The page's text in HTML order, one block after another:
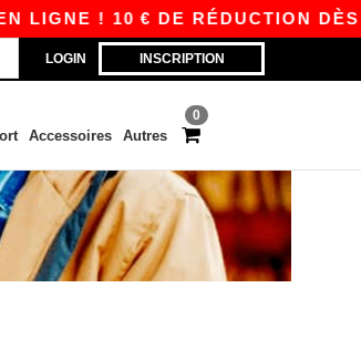
! 10 € DE RÉDUCTION DÈS
LOGIN INSCRIPTION
0
Accessoires Autres